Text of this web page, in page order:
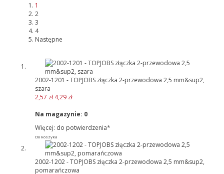
1
2
3
4
Następne
2002-1201 - TOPJOBS złączka 2-przewodowa 2,5 mm&sup2,
szara
2,57 zł 4,29 zł
Na magazynie: 0
Więcej: do potwierdzenia*
Do koszyka
2002-1202 - TOPJOBS złączka 2-przewodowa 2,5 mm&sup2,
pomarańczowa